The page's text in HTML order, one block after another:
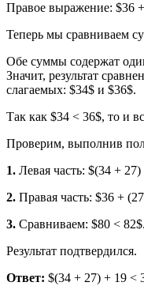
Правое выражение: $36
Теперь мы сравниваем
Обе суммы содержат
Значит, результат
слагаемых: $34$ и $36$.
Так как $34 < 36$, то и
Проверим, выполнив
1. Левая часть: $(34 +
2. Правая часть: $36 +
3. Сравниваем: $80 < 82$.
Результат подтвердился.
Ответ: $(34 + 27) + 19 <